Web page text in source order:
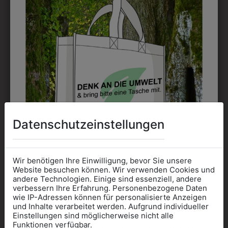
EMBLEM
Kann gestickt oder bedruckt werden. Sehr vielseitig
einsetzbar und beim Sticken wieder ab 1 Stück
möglich.
DRUCK
Perfekt für große Logos und für kleine Details, jedoch
möglich. Waschbar bis zu 60°C.
DAS KÖNNTE IHNEN
Datenschutzeinstellungen
Wir benötigen Ihre Einwilligung, bevor Sie unsere
Website besuchen können. Wir verwenden Cookies und
andere Technologien. Einige sind essenziell, andere
verbessern Ihre Erfahrung. Personenbezogene Daten
wie IP-Adressen können für personalisierte Anzeigen
und Inhalte verarbeitet werden. Aufgrund individueller
Einstellungen sind möglicherweise nicht alle
Funktionen verfügbar.
Informationen wenn Sie
Kleidung